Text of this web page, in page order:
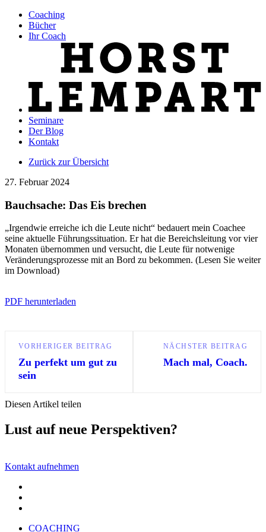
Coaching
Bücher
Ihr Coach
Seminare
Der Blog
Kontakt
Zurück zur Übersicht
27. Februar 2024
Bauchsache: Das Eis brechen
„Irgendwie erreiche ich die Leute nicht“ bedauert mein Coachee
seine aktuelle Führungssituation. Er hat die Bereichsleitung vor vier
Monaten übernommen und versucht, die Leute für notwenige
Veränderungsprozesse mit an Bord zu bekommen. (Lesen Sie weiter
im Download)
PDF herunterladen
VORHERIGER BEITRAG
Zu perfekt um gut zu
sein
NÄCHSTER BEITRAG
Mach mal, Coach.
Diesen Artikel teilen
Lust auf neue Perspektiven?
Kontakt aufnehmen
COACHING